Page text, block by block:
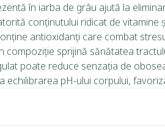
în iarba de grâu ajută la
conținutului ridicat de vitamine
antioxidanți care combat
compoziție sprijină sănătatea
poate reduce senzația de
echilibrarea pH-ului corpului,